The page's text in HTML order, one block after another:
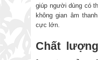
giúp người dùng có
không gian âm
cực lớn.
Chất